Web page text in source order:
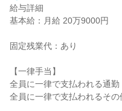
給与詳細
基本給：月給 20万9000円
固定残業代：あり
【一律手当】
全員に一律で支払われる通
全員に一律で支払われるその